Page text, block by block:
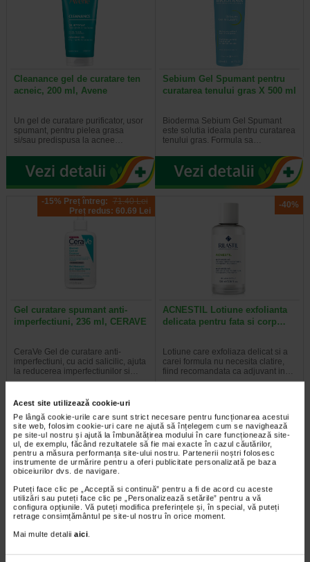
Acest site utilizează cookie-uri
Pe lângă cookie-urile care sunt strict necesare pentru funcționarea acestui
site web, folosim cookie-uri care ne ajută să înțelegem cum se navighează
pe site-ul nostru și ajută la îmbunătățirea modului în care funcționează site-
ul, de exemplu, făcând rezultatele să fie mai exacte în cazul căutărilor,
pentru a măsura performanța site-ului nostru. Partenerii noștri folosesc
instrumente de urmărire pentru a oferi publicitate personalizată pe baza
obiceiurilor dvs. de navigare.
Puteți face clic pe „Acceptă si continuă” pentru a fi de acord cu aceste
utilizări sau puteți face clic pe „Personalizează setările” pentru a vă
configura opțiunile. Vă puteți modifica preferințele și, în special, vă puteți
retrage consimțământul pe site-ul nostru în orice moment.
Mai multe detalii aici.
Cleanance gel de curatare ten
acneic, 200 ml, Avene
Un gel de curatare purificator, usor
spumant, pentru pielea grasa
si/sau predispusa la acnee…
Sebium Gel Spumant pentru
curatarea tenului gras X 500 ml
Bioderma Sebium Gel Spumant
este solutia ideala pentru curatarea
tenului gras. Formula sa…
-15% Preț întreg: 71.40 Lei
Preț redus: 60.69 Lei
Gel curatare spumant anti-
imperfectiuni, 236 ml, CERAVE
CeraVe Gel de curatare anti-
imperfectiuni, cu acid salicilic, ajuta
la reducerea imperfectiunilor si…
-40%
ACNESTIL Lotiune exfolianta
delicata pentru fata si corp…
Lotiune care exfoliaza delicat si a
carei formula nu necesita clatire,
fiind recomandata ca adjuvant in…
ACNESTIL Crema H BIOME
anti-roseata, hidratanta, 40…
-40%
pentru normalizarea…